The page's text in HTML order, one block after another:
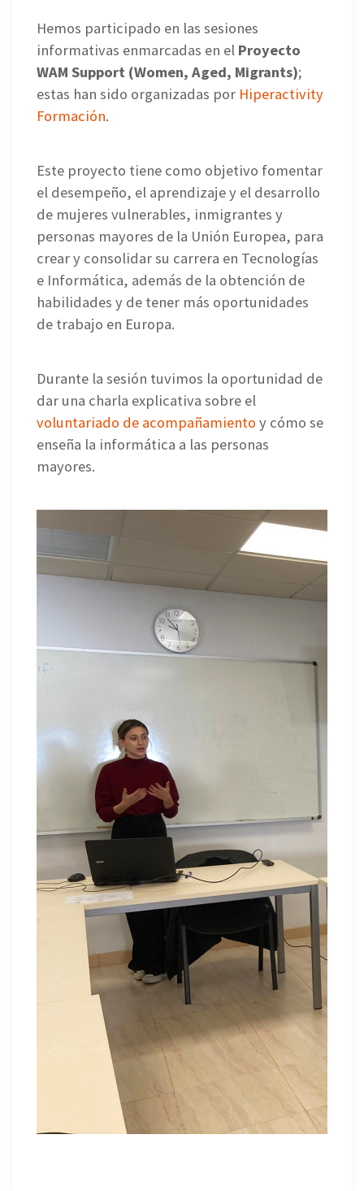
Hemos participado en las sesiones
informativas enmarcadas en el Proyecto
WAM Support (Women, Aged, Migrants);
estas han sido organizadas por Hiperactivity
Formación.
Este proyecto tiene como objetivo fomentar
el desempeño, el aprendizaje y el desarrollo
de mujeres vulnerables, inmigrantes y
personas mayores de la Unión Europea, para
crear y consolidar su carrera en Tecnologías
e Informática, además de la obtención de
habilidades y de tener más oportunidades
de trabajo en Europa.
Durante la sesión tuvimos la oportunidad de
dar una charla explicativa sobre el
voluntariado de acompañamiento y cómo se
enseña la informática a las personas
mayores.